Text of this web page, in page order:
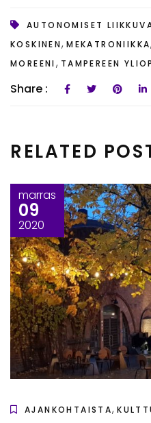
AUTONOMISET
KOSKINEN,MEKATRONIIKKA
MOREENI, TAMPEREEN
Share :
RELATED
marras
09
2020
AJANKOHTAISTA,